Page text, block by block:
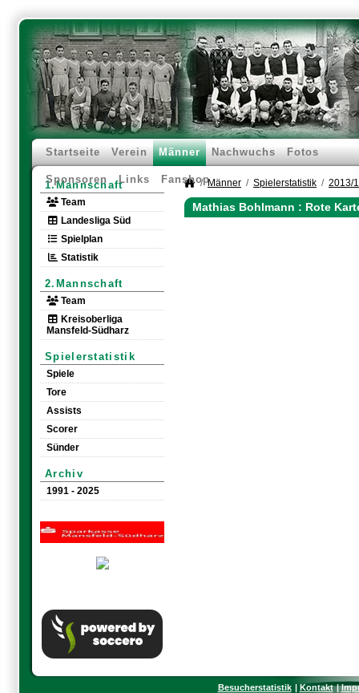
Startseite Verein Männer Nachwuchs Fotos
Sponsoren Links Fanshop
1.Mannschaft
Team
Landesliga Süd
Spielplan
Statistik
2.Mannschaft
Team
Kreisoberliga
Mansfeld-Südharz
Spielerstatistik
Spiele
Tore
Assists
Scorer
Sünder
Archiv
1991 - 2025
Männer Spielerstatistik 2013/
Mathias Bohlmann : Rote
Besucherstatistik Kontakt